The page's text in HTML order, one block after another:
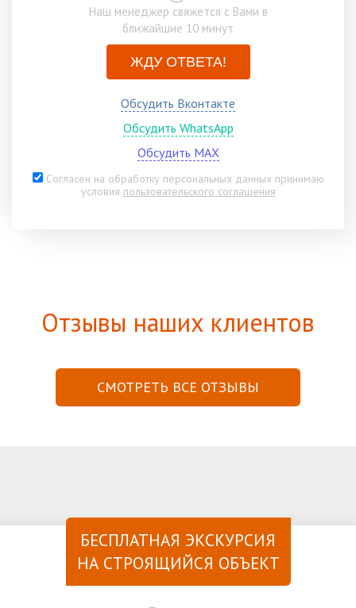
Наш менеджер свяжется с Вами в
ближайшие 10 минут
ЖДУ ОТВЕТА!
Обсудить Вконтакте
Обсудить WhatsApp
Обсудить MAX
Согласен на обработку персональных данных принимаю
условия пользовательского соглашения
Отзывы наших клиентов
СМОТРЕТЬ ВСЕ ОТЗЫВЫ
БЕСПЛАТНАЯ ЭКСКУРСИЯ
НА СТРОЯЩИЙСЯ ОБЪЕКТ